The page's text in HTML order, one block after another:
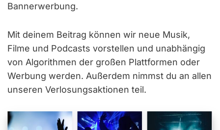
Bannerwerbung.
Mit deinem Beitrag können wir neue Musik,
Filme und Podcasts vorstellen und unabhängig
von Algorithmen der großen Plattformen oder
Werbung werden. Außerdem nimmst du an allen
unseren Verlosungsaktionen teil.